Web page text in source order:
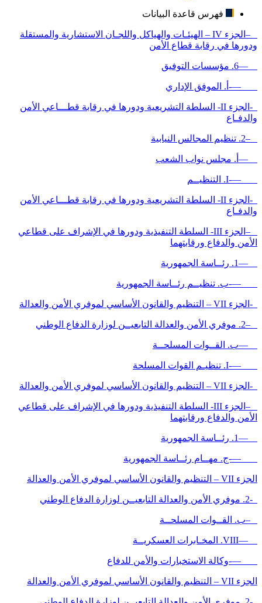
فهرس قاعدة البيانات
–الجزء IV – الهيئـات والهياكل واللجـان الاستشارية والمستقلة
ودورها في رقابة قطاع الأمن
—6. مؤسسات التوفيق
—-أ. الموفق الإداري
-الجزء II- السلطة التشريعية ودورها في رقابة قطـــاعي الأمن
والدفـاع
–2. تنظيم المجالس النيابية
—أ. مجلس نواب الشعب
—-I. التنظيــم
-الجزء II- السلطة التشريعية ودورها في رقابة قطـــاعي الأمن
والدفـاع
–الجزء III- السلطة التنفيذية ودورها في الإشراف على قطاعي
الأمن والدفاع ورقابتهما
—1. رئــاسة الجمهورية
—-ب. تنظيــم رئــاسة الجمهورية
-الجزء VII – التنظيم والقانون الأساسي لموفري الأمن والعدالة
–2. موفري الأمن والعدالة التابعيــن لوزارة الدفاع الوطني
—ب. القــوات المسلحــة
—-I. تنظيـم القوات المسلحة
-الجزء VII – التنظيم والقانون الأساسي لموفري الأمن والعدالة
–الجزء III- السلطة التنفيذية ودورها في الإشراف على قطاعي
الأمن والدفاع ورقابتهما
—1. رئــاسة الجمهورية
—-ج. مهــام رئــاسة الجمهورية
الجزء VII – التنظيم والقانون الأساسي لموفري الأمن والعدالة
-2. موفري الأمن والعدالة التابعيــن لوزارة الدفاع الوطني
–ب. القــوات المسلحــة
—VIII. المخـابرات العسكريــة
—-وكالة الاستخبارات والأمن للدفاع
الجزء VII – التنظيم والقانون الأساسي لموفري الأمن والعدالة